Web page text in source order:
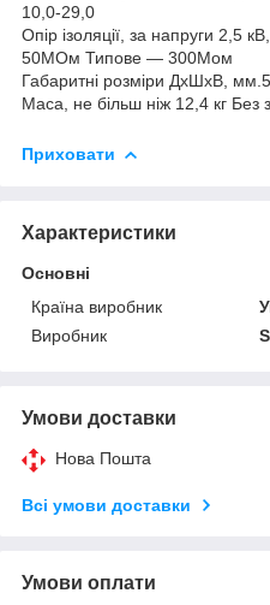
10,0-29,0
Опір ізоляції, за напруги 2,5
50МОм Типове — 300Мом
Габаритні розміри ДхШхВ,
Маса, не більш ніж 12,4 кг Без
Приховати
Характеристики
Основні
Країна виробник
Виробник
Умови доставки
Нова Пошта
Всі умови доставки
Умови оплати